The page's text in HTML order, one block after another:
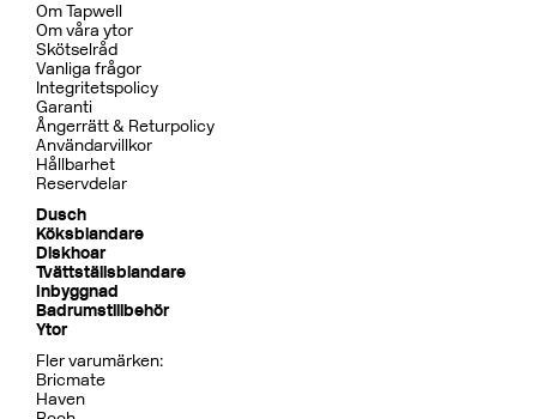
Om Tapwell
Om våra ytor
Skötselråd
Vanliga frågor
Integritetspolicy
Garanti
Ångerrätt & Returpolicy
Användarvillkor
Hållbarhet
Reservdelar
Dusch
Köksblandare
Diskhoar
Tvättställsblandare
Inbyggnad
Badrumstillbehör
Ytor
Fler varumärken:
Bricmate
Haven